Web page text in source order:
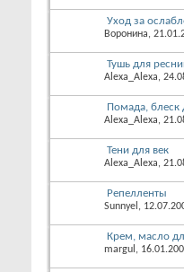
Уход за
Воронина,
Тушь для
Alexa_Alexa,
Помада, блеск
Alexa_Alexa,
Тени для век
Alexa_Alexa,
Репелленты
Sunnyel ,
Крем, масло
margul ,